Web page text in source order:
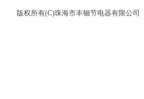
版权所有(C)珠海市丰钿节电器有限公司